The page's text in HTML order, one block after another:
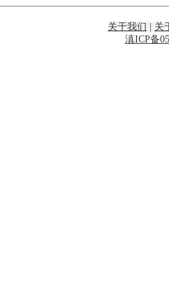
关于我们 关
滇ICP备